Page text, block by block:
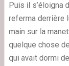
Puis il s’éloigna
referma derrière
main sur la
quelque chose
qui avait dormi